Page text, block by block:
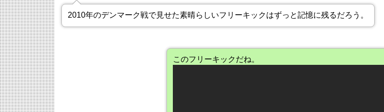
2010年のデンマーク戦で見せた素晴らしいフリーキックはずっと記憶に残るだろう。
このフリーキックだね。